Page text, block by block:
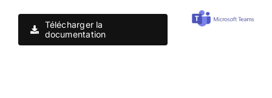
Télécharger la
documentation